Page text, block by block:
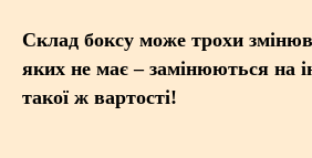
Склад боксу може трохи
яких не має – замінюються на
такої ж вартості!